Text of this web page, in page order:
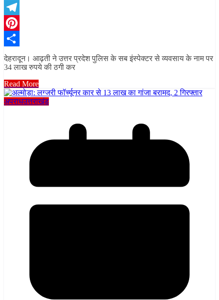
LinkedIn
Telegram
Pinterest
Share
देहरादून। आढ़ती ने उत्तर प्रदेश पुलिस के सब इंस्पेक्टर से व्यवसाय के नाम पर
34 लाख रुपये की ठगी कर
Read More
अपराधउत्तराखंड